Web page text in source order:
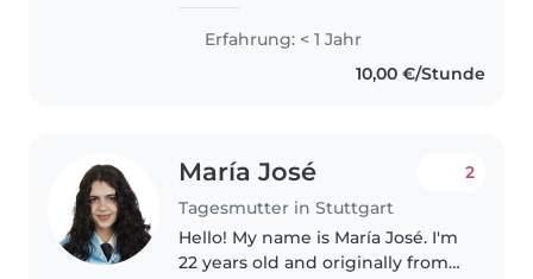
manualidades con ellos. Estudio
Atención a Personas en
Erfahrung: < 1 Jahr
10,00 €/Stunde
María José
Tagesmutter in Stuttgart
2
Hello! My name is María José. I'm
22 years old and originally from